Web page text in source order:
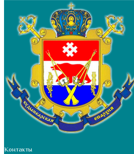
Контакты